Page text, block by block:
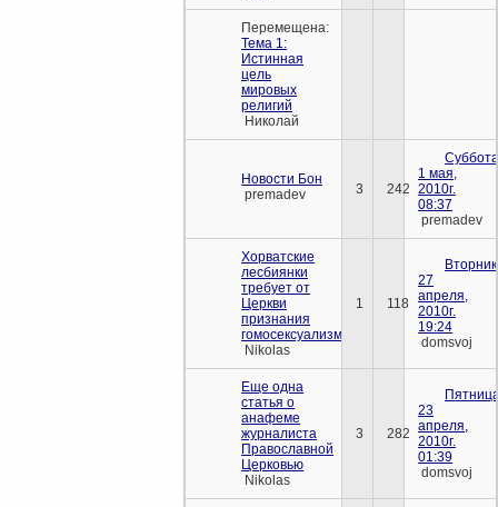
Перемещена:
Тема 1:
Истинная
цель
мировых
религий
Николай
Новости Бон
premadev
3 242
1 мая,
2010г.
08:37
premadev
Хорватские
лесбиянки
требует от
Церкви
признания
гомосексуализма
Nikolas
1 118
27
апреля,
2010г.
19:24
domsvoj
Еще одна
статья о
анафеме
журналиста
Православной
Церковью
Nikolas
3 282
23
апреля,
2010г.
01:39
domsvoj